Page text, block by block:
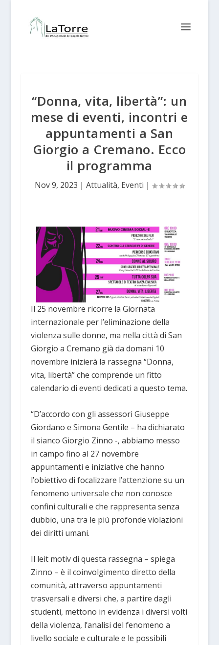
“Donna, vita, libertà”: un
mese di eventi, incontri e
appuntamenti a San
Giorgio a Cremano. Ecco
il programma
Nov 9, 2023 | Attualità, Eventi |
Il 25 novembre ricorre la Giornata
internazionale per l’eliminazione della
violenza sulle donne, ma nella città di San
Giorgio a Cremano già da domani 10
novembre inizierà la rassegna “Donna,
vita, libertà” che comprende un fitto
calendario di eventi dedicati a questo tema.
“D’accordo con gli assessori Giuseppe
Giordano e Simona Gentile – ha dichiarato
il sianco Giorgio Zinno -, abbiamo messo
in campo fino al 27 novembre
appuntamenti e iniziative che hanno
l’obiettivo di focalizzare l’attenzione su un
fenomeno universale che non conosce
confini culturali e che rappresenta senza
dubbio, una tra le più profonde violazioni
dei diritti umani.
Il leit motiv di questa rassegna – spiega
Zinno – è il coinvolgimento diretto della
comunità, attraverso appuntamenti
trasversali e diversi che, a partire dagli
studenti, mettono in evidenza i diversi volti
della violenza, l’analisi del fenomeno a
livello sociale e culturale e le possibili